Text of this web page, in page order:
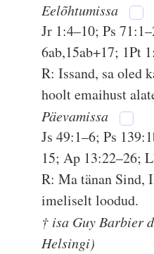
Eelõhtumissa
Jr 1:4–10; Ps
6ab,15ab+17; 1Pt
R: Issand, sa oled
hoolt emaihust
Päevamissa
Js 49:1–6; Ps
15; Ap 13:22–26;
R: Ma tänan Sind,
imeliselt loodud.
† isa Guy Barbier
Helsingi)